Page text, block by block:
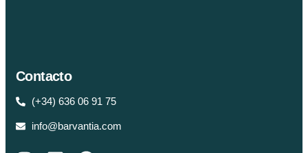
Contacto
(+34) 636 06 91 75
info@barvantia.com